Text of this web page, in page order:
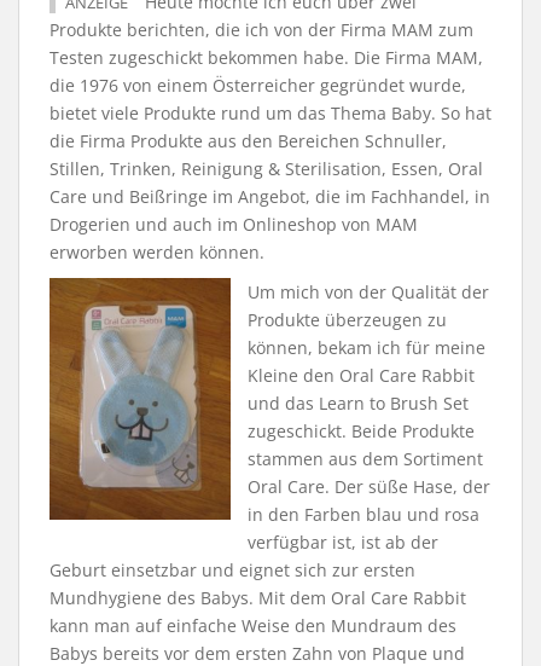
Produkte berichten, die ich von der Firma MAM zum
Testen zugeschickt bekommen habe. Die Firma MAM,
die 1976 von einem Österreicher gegründet wurde,
bietet viele Produkte rund um das Thema Baby. So hat
die Firma Produkte aus den Bereichen Schnuller,
Stillen, Trinken, Reinigung & Sterilisation, Essen, Oral
Care und Beißringe im Angebot, die im Fachhandel, in
Drogerien und auch im Onlineshop von MAM
erworben werden können.
Um mich von der Qualität der
Produkte überzeugen zu
können, bekam ich für meine
Kleine den Oral Care Rabbit
und das Learn to Brush Set
zugeschickt. Beide Produkte
stammen aus dem Sortiment
Oral Care. Der süße Hase, der
in den Farben blau und rosa
verfügbar ist, ist ab der
Geburt einsetzbar und eignet sich zur ersten
Mundhygiene des Babys. Mit dem Oral Care Rabbit
kann man auf einfache Weise den Mundraum des
Babys bereits vor dem ersten Zahn von Plaque und